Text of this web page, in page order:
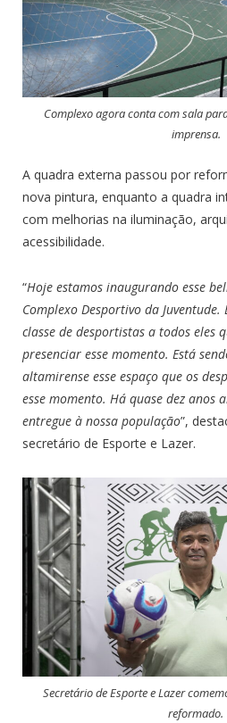
Complexo agora conta com sala
imprensa.
A quadra externa passou por
nova pintura, enquanto a quadra
com melhorias na iluminação,
acessibilidade.
“Hoje estamos inaugurando esse
Complexo Desportivo da
classe de desportistas a todos eles
presenciar esse momento. Está
altamirense esse espaço que os
esse momento. Há quase dez anos
entregue à nossa população”,
secretário de Esporte e Lazer.
Secretário de Esporte e Lazer
reformado.